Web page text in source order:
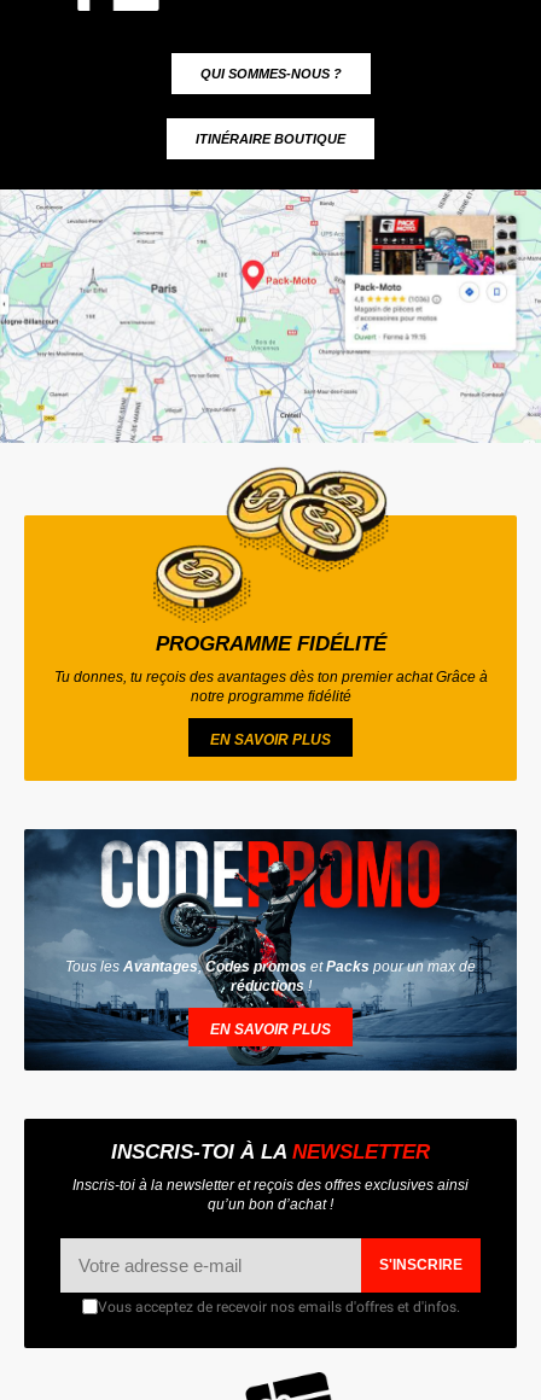
QUI SOMMES-NOUS ?
ITINÉRAIRE BOUTIQUE
PROGRAMME FIDÉLITÉ
Tu donnes, tu reçois des avantages dès ton premier achat Grâce à
notre programme fidélité
EN SAVOIR PLUS
Tous les Avantages,Codes promos etPacks pour un max de
réductions !
EN SAVOIR PLUS
INSCRIS-TOI À LA NEWSLETTER
Inscris-toi à la newsletter et reçois des offres exclusives ainsi
qu’un bon d’achat !
S'INSCRIRE
Vous acceptez de recevoir nos emails d'offres et d'infos.